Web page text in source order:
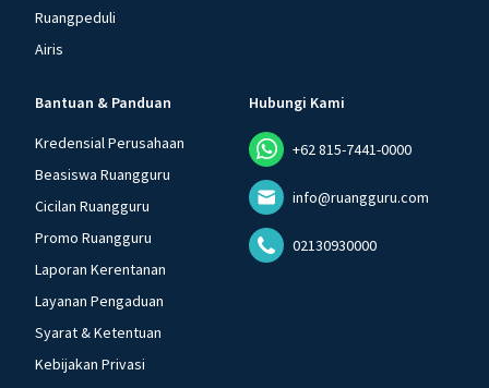
Ruangpeduli
Airis
Bantuan & Panduan
Kredensial Perusahaan
Beasiswa Ruangguru
Cicilan Ruangguru
Promo Ruangguru
Laporan Kerentanan
Layanan Pengaduan
Syarat & Ketentuan
Kebijakan Privasi
Hubungi Kami
+62 815-7441-0000
info@ruangguru.com
02130930000